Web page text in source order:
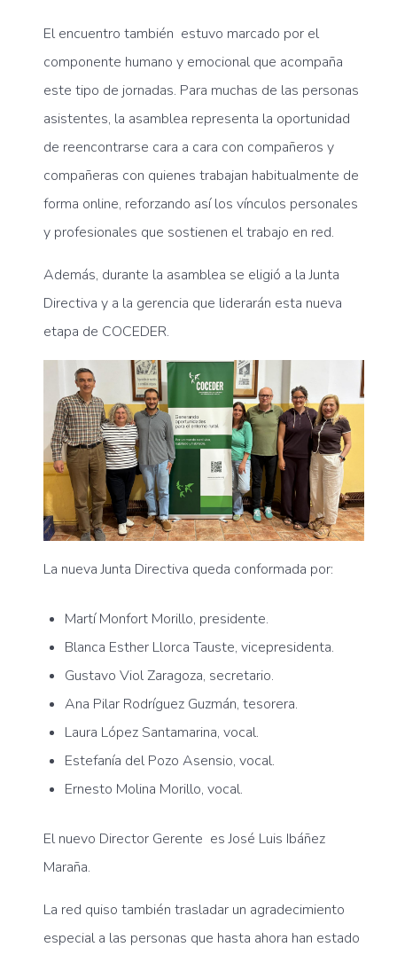
El encuentro también estuvo marcado por el
componente humano y emocional que acompaña
este tipo de jornadas. Para muchas de las personas
asistentes, la asamblea representa la oportunidad
de reencontrarse cara a cara con compañeros y
compañeras con quienes trabajan habitualmente de
forma online, reforzando así los vínculos personales
y profesionales que sostienen el trabajo en red.
Además, durante la asamblea se eligió a la Junta
Directiva y a la gerencia que liderarán esta nueva
etapa de COCEDER.
La nueva Junta Directiva queda conformada por:
Martí Monfort Morillo, presidente.
Blanca Esther Llorca Tauste, vicepresidenta.
Gustavo Viol Zaragoza, secretario.
Ana Pilar Rodríguez Guzmán, tesorera.
Laura López Santamarina, vocal.
Estefanía del Pozo Asensio, vocal.
Ernesto Molina Morillo, vocal.
El nuevo Director Gerente esJosé Luis Ibáñez
Maraña.
La red quiso también trasladar un agradecimiento
especial a las personas que hasta ahora han estado